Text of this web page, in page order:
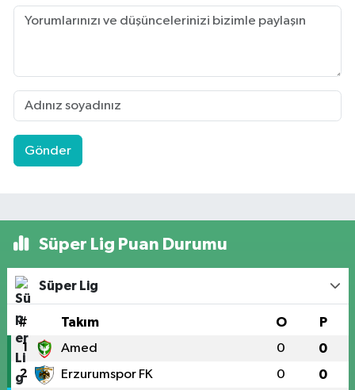
Gönder
Süper Lig Puan Durumu
Süper Lig
# Takım O P
1 Amed 0 0
2 Erzurumspor FK 0 0